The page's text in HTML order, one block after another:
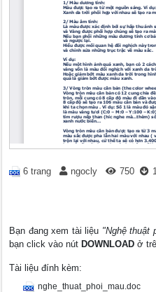
6 trang ngocly 750
Bạn đang xem tài liệu "Nghệ thuật
bạn click vào nút DOWNLOAD ở
Tài liệu đính kèm:
nghe_thuat_phoi_mau.doc